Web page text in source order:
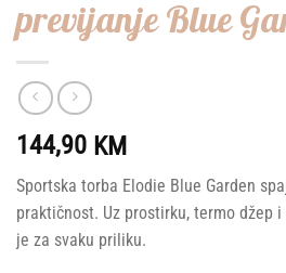
previjanje Blue
144,90 KM
Sportska torba Elodie Blue Garden
praktičnost. Uz prostirku, termo džep
je za svaku priliku.